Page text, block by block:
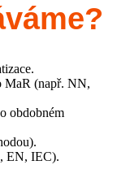
MaR (např. NN,
obdobném
EN, IEC).